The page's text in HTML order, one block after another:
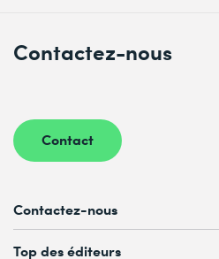
Contactez-nous
Contact
Contactez-nous
Conseil personnalisé au
Top des éditeurs